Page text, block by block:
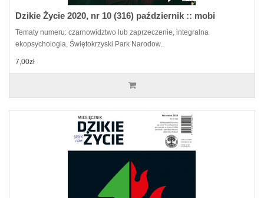
Dzikie Życie 2020, nr 10 (316) październik :: mobi
Tematy numeru: czarnowidztwo lub zaprzeczenie, integralna
ekopsychologia, Świętokrzyski Park Narodow..
7,00zł